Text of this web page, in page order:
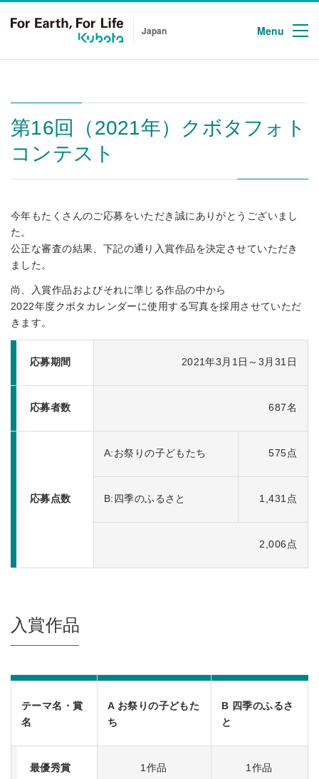
Japan Menu
第16回（2021年）クボタフォト
コンテスト
今年もたくさんのご応募をいただき誠にありがとうございまし
た。
公正な審査の結果、下記の通り入賞作品を決定させていただき
ました。
尚、入賞作品およびそれに準じる作品の中から
2022年度クボタカレンダーに使用する写真を採用させていただ
きます。
応募期間 2021年3月1日～3月31日
応募者数 687名
応募点数
A:お祭りの子どもたち 575点
B:四季のふるさと 1,431点
2,006点
入賞作品
テーマ名・賞
名
A お祭りの子どもた
ち
B 四季のふるさ
と
最優秀賞 1作品 1作品